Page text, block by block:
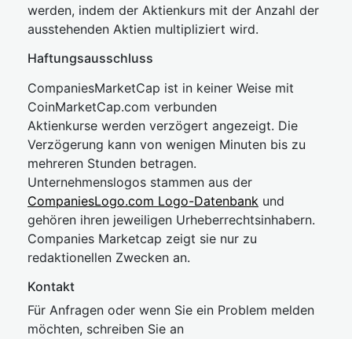
werden, indem der Aktienkurs mit der Anzahl der
ausstehenden Aktien multipliziert wird.
Haftungsausschluss
CompaniesMarketCap ist in keiner Weise mit
CoinMarketCap.com verbunden
Aktienkurse werden verzögert angezeigt. Die
Verzögerung kann von wenigen Minuten bis zu
mehreren Stunden betragen.
Unternehmenslogos stammen aus der
CompaniesLogo.com Logo-Datenbank und
gehören ihren jeweiligen Urheberrechtsinhabern.
Companies Marketcap zeigt sie nur zu
redaktionellen Zwecken an.
Kontakt
Für Anfragen oder wenn Sie ein Problem melden
möchten, schreiben Sie an